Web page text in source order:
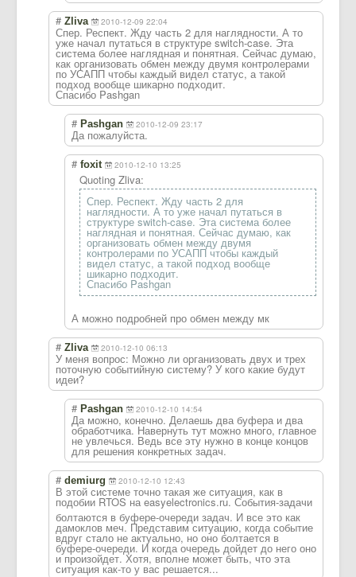
# Zliva 2010-12-09 22:04
Спер. Респект. Жду часть 2 для наглядности. А то
уже начал путаться в структуре switch-case. Эта
система более наглядная и понятная. Сейчас думаю,
как организовать обмен между двумя контролерами
по УСАПП чтобы каждый видел статус, а такой
подход вообще шикарно подходит.
Спасибо Pashgan
# Pashgan 2010-12-09 23:17
Да пожалуйста.
# foxit 2010-12-10 13:25
Quoting Zliva:
Спер. Респект. Жду часть 2 для
наглядности. А то уже начал путаться в
структуре switch-case. Эта система более
наглядная и понятная. Сейчас думаю, как
организовать обмен между двумя
контролерами по УСАПП чтобы каждый
видел статус, а такой подход вообще
шикарно подходит.
Спасибо Pashgan
А можно подробней про обмен между мк
# Zliva 2010-12-10 06:13
У меня вопрос: Можно ли организовать двух и трех
поточную событийную систему? У кого какие будут
идеи?
# Pashgan 2010-12-10 14:54
Да можно, конечно. Делаешь два буфера и два
обработчика. Навернуть тут можно много, главное
не увлечься. Ведь все эту нужно в конце концов
для решения конкретных задач.
# demiurg 2010-12-10 12:43
В этой системе точно такая же ситуация, как в
подобии RTOS на easyelectronics.ru. События-задачи
болтаются в буфере-очереди задач. И все это как
дамоклов меч. Представим ситуацию, когда событие
вдруг стало не актуально, но оно болтается в
буфере-очереди. И когда очередь дойдет до него оно
и произойдет. Хотя, вполне может быть, что эта
ситуация как-то у вас решается...